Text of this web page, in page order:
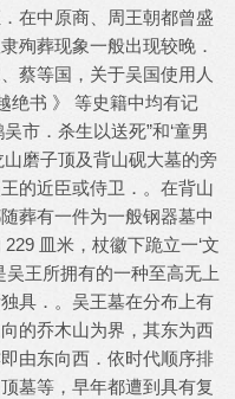
在中原商、周王朝都曾盛
殉葬现象一般出现较晚．
蔡等国，关于吴国使用人
绝书 》 等史籍中均有记
市．杀生以送死”和‘童男
磨子顶及背山砚大墓的旁
的近臣或侍卫．。在背山
葬有一件为一般钢器墓中
皿米，杖徽下跪立一‘文
王所拥有的一种至高无上
具．。吴王墓在分布上有
的乔木山为界，其东为西
由东向西．依时代顺序排
墓等，早年都遭到具有复